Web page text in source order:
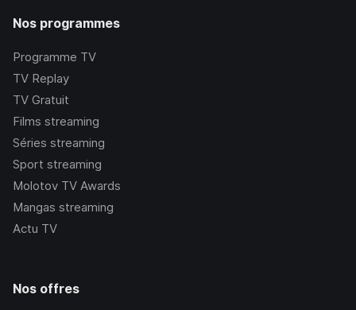
Nos programmes
Programme TV
TV Replay
TV Gratuit
Films streaming
Séries streaming
Sport streaming
Molotov TV Awards
Mangas streaming
Actu TV
Nos offres